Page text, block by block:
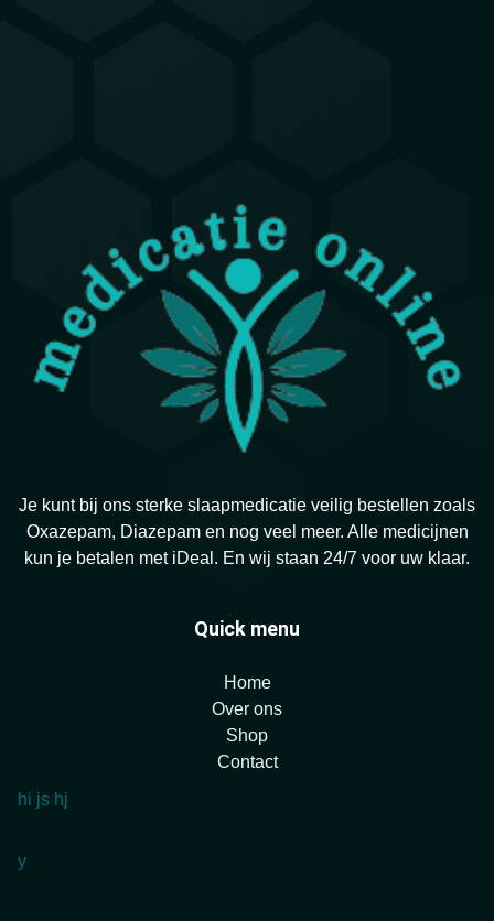
Je kunt bij ons sterke slaapmedicatie veilig bestellen zoals
Oxazepam, Diazepam en nog veel meer. Alle medicijnen
kun je betalen met iDeal. En wij staan 24/7 voor uw klaar.
Quick menu
Home
Over ons
Shop
Contact
hi js hj
y